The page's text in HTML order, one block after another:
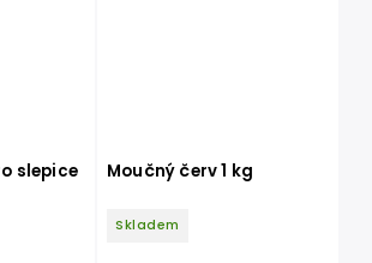
slepice
Moučný červ 1 kg
Skladem